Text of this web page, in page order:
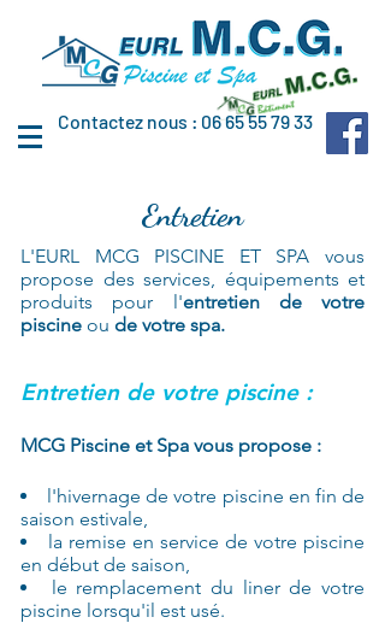
Contactez nous : 06 65 55 79 33
Entretien
L'EURL MCG PISCINE ET SPA vous
propose des services, équipements et
produits pour l'entretien de votre
piscine ou de votre spa.
Entretien de votre piscine :
MCG Piscine et Spa vous propose :
l'hivernage de votre piscine en fin de
saison estivale,
la remise en service de votre piscine
en début de saison,
le remplacement du liner de votre
piscine lorsqu'il est usé.